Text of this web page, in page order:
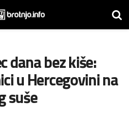
dana bez kiše:
u Hercegovini na
suše